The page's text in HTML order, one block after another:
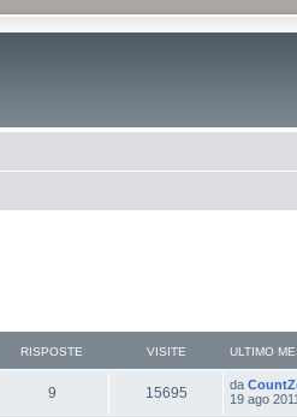
RISPOSTE VISITE ULTIMO
9 15695 da
19 ago